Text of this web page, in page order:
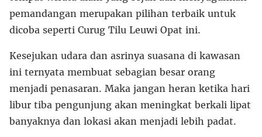
pemandangan merupakan pilihan terbaik untuk
dicoba seperti Curug Tilu Leuwi Opat ini.
Kesejukan udara dan asrinya suasana di kawasan
ini ternyata membuat sebagian besar orang
menjadi penasaran. Maka jangan heran ketika hari
libur tiba pengunjung akan meningkat berkali lipat
banyaknya dan lokasi akan menjadi lebih padat.